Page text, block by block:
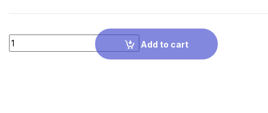
Quantity
Add to cart